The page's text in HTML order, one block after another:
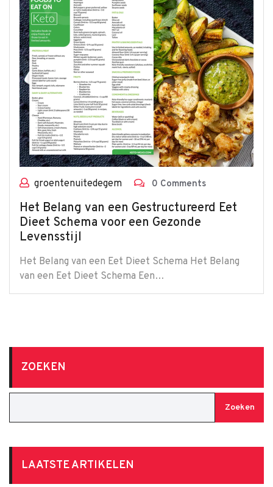
groentenuitedegem 0 Comments
Het Belang van een Gestructureerd Eet
Dieet Schema voor een Gezonde
Levensstijl
Het Belang van een Eet Dieet Schema Het Belang
van een Eet Dieet Schema Een…
ZOEKEN
Zoeken
LAATSTE ARTIKELEN